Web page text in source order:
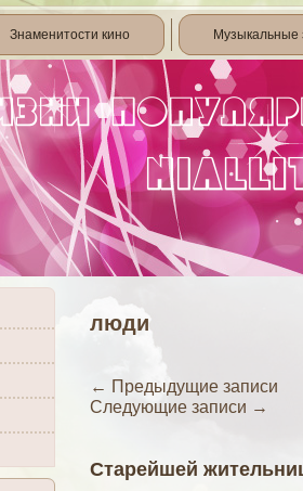
Знаменитости кино Музыкальные
люди
← Предыдущие записи
Следующие записи →
Старейшей